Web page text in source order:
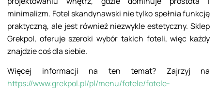
minimalizm. Fotel skandynawski nie tylko spełnia funkcję
praktyczną, ale jest również niezwykle estetyczny. Sklep
Grekpol, oferuje szeroki wybór takich foteli, więc każdy
znajdzie coś dla siebie.
Więcej informacji na ten temat? Zajrzyj na
https://www.grekpol.pl/pl/menu/fotele/fotele-